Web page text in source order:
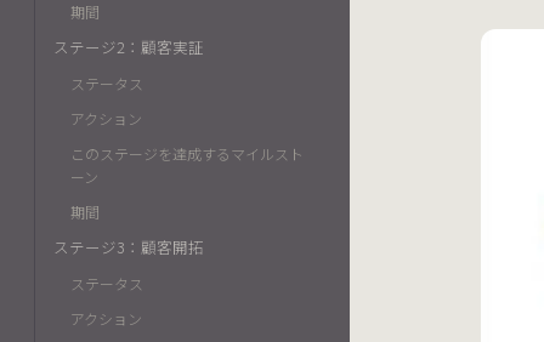
期間
ステージ2：顧客実証
ステータス
アクション
このステージを達成するマイルスト
ーン
期間
ステージ3：顧客開拓
ステータス
アクション